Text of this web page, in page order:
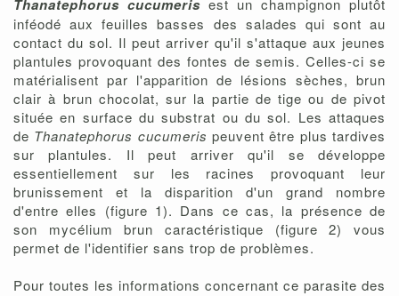
Thanatephorus cucumeris est un champignon plutôt
inféodé aux feuilles basses des salades qui sont au
contact du sol. Il peut arriver qu'il s'attaque aux jeunes
plantules provoquant des fontes de semis. Celles-ci se
matérialisent par l'apparition de lésions sèches, brun
clair à brun chocolat, sur la partie de tige ou de pivot
située en surface du substrat ou du sol. Les attaques
de Thanatephorus cucumeris peuvent être plus tardives
sur plantules. Il peut arriver qu'il se développe
essentiellement sur les racines provoquant leur
brunissement et la disparition d'un grand nombre
d'entre elles (figure 1). Dans ce cas, la présence de
son mycélium brun caractéristique (figure 2) vous
permet de l'identifier sans trop de problèmes.
Pour toutes les informations concernant ce parasite des